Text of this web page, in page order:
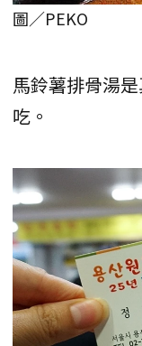
圖／PEKO
馬鈴薯排骨湯
吃。